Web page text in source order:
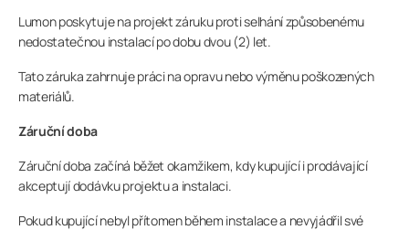
Lumon poskytuje na projekt záruku proti selhání způsobenému
nedostatečnou instalací po dobu dvou (2) let.
Tato záruka zahrnuje práci na opravu nebo výměnu poškozených
materiálů.
Záruční doba
Záruční doba začíná běžet okamžikem, kdy kupující i prodávající
akceptují dodávku projektu a instalaci.
Pokud kupující nebyl přítomen během instalace a nevyjádřil své